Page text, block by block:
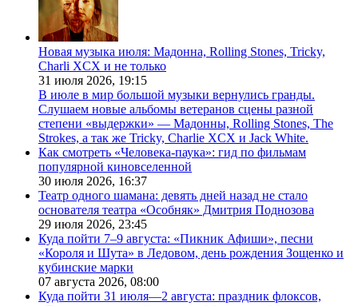
Новая музыка июля: Мадонна, Rolling Stones, Tricky,
Charli XCX и не только
31 июля 2026, 19:15
В июле в мир большой музыки вернулись гранды.
Слушаем новые альбомы ветеранов сцены разной
степени «выдержки» — Мадонны, Rolling Stones, The
Strokes, а так же Tricky, Charlie XCX и Jack White.
Как смотреть «Человека-паука»: гид по фильмам
популярной киновселенной
30 июля 2026, 16:37
Театр одного шамана: девять дней назад не стало
основателя театра «Особняк» Дмитрия Поднозова
29 июля 2026, 23:45
Куда пойти 7–9 августа: «Пикник Афиши», песни
«Короля и Шута» в Ледовом, день рождения Зощенко и
кубинские марки
07 августа 2026, 08:00
Куда пойти 31 июля—2 августа: праздник флоксов,